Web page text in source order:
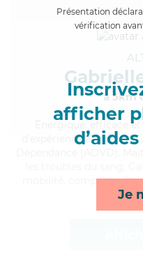
Présentation
vérification
afficher
Je
à 5km
, efficace
d'expérience et
mobilité, compagnie/